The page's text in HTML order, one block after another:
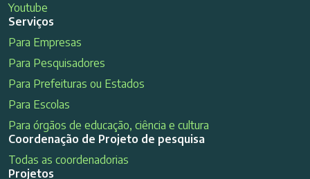
Youtube
Serviços
Para Empresas
Para Pesquisadores
Para Prefeituras ou Estados
Para Escolas
Para órgãos de educação, ciência e cultura
Coordenação de Projeto de pesquisa
Todas as coordenadorias
Projetos